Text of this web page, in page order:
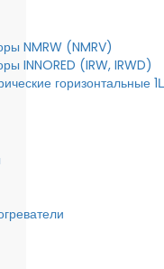
NMRW (NMRV)
INNORED (IRW, IRWD)
горизонтальные